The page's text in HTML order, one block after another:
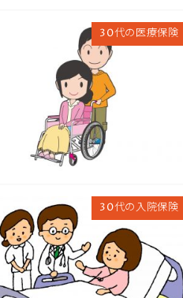
30代の医療保険
30代の入院保険